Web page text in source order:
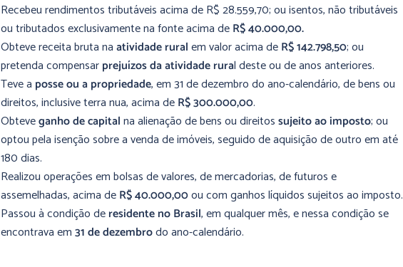
Recebeu rendimentos tributáveis acima de R$ 28.559,70; ou isentos, não tributáveis
ou tributados exclusivamente na fonte acima deR$ 40.000,00.
Obteve receita bruta naatividade ruralem valor acima deR$ 142.798,50; ou
pretenda compensarprejuízos da atividade rural deste ou de anos anteriores.
Teve a posse ou a propriedade, em 31 de dezembro do ano-calendário, de bens ou
direitos, inclusive terra nua, acima deR$ 300.000,00.
Obteveganho de capitalna alienação de bens ou direitossujeito ao imposto; ou
optou pela isenção sobre a venda de imóveis, seguido de aquisição de outro em até
180 dias.
Realizou operações em bolsas de valores, de mercadorias, de futuros e
assemelhadas, acima deR$ 40.000,00ou com ganhos líquidos sujeitos ao imposto.
Passou à condição deresidente no Brasil, em qualquer mês, e nessa condição se
encontrava em31 de dezembrodo ano-calendário.